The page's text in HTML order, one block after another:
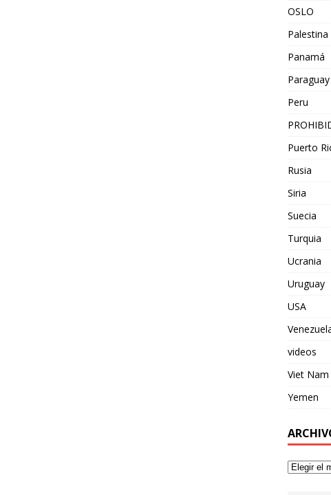
OSLO
Palestina
Panamá
Paraguay
Peru
Puerto
Rusia
Siria
Suecia
Turquia
Ucrania
Uruguay
USA
videos
Viet Nam
Yemen